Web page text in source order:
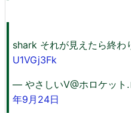
shark それが見えたら終わ
U1VGj3Fk
— やさしいV@ホロケッ
年9月24日